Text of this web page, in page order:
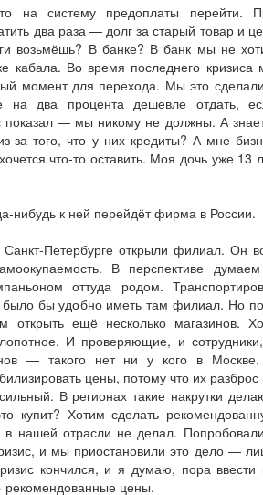
на систему предоплаты перейти.
два раза — долг за старый товар и
возьмёшь? В банке? В банк мы не
кабала. Во время последнего кризиса
момент для перехода. Мы это
на два процента дешевле отдать,
показал — мы никому не должны. А
за того, что у них кредиты? А мне
что-то оставить. Моя дочь уже 13
нибудь к ней перейдёт фирма в России.
Петербурге открыли филиал. Он
В перспективе
оттуда родом.
было бы удобно иметь там филиал. Но
открыть ещё несколько магазинов.
И проверяющие, и
— такого нет ни у кого в
цены, потому что их разброс
В регионах такие накрутки
купит? Хотим сделать
нашей отрасли не делал.
и мы приостановили это дело —
кончился, и я думаю, пора ввести
цены.